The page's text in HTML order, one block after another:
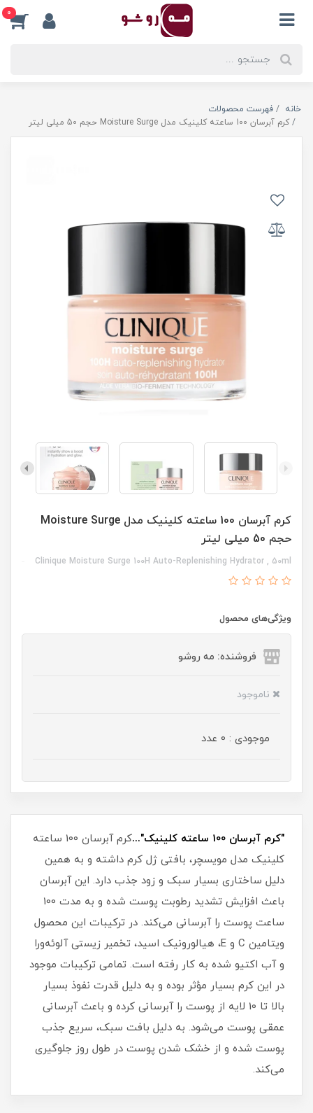
0
خانه
فهرست محصولات
کرم آبرسان 100 ساعته کلینیک مدل Moisture Surge حجم 50 میلی لیتر
کرم آبرسان 100 ساعته کلینیک مدل Moisture Surge
حجم 50 میلی لیتر
Clinique Moisture Surge 100H Auto-Replenishing Hydrator , 50ml
ویژگی‌های محصول
فروشنده: مه رو‌شو
ناموجود
موجودی : 0 عدد
"کرم آبرسان 100 ساعته کلینیک"...
کرم آبرسان 100 ساعته
کلینیک مدل مویسچر، بافتی ژل کرم داشته و به همین
دلیل ساختاری بسیار سبک و زود جذب دارد. این آبرسان
باعث افزایش تشدید رطوبت پوست شده و به مدت 100
ساعت پوست را آبرسانی می‌کند. در ترکیبات این محصول
ویتامین C و E، هیالورونیک اسید، تخمیر زیستی آلوئه‌ورا
و آب اکتیو شده به کار رفته است. تمامی ترکیبات موجود
در این کرم بسیار مؤثر بوده و به دلیل قدرت نفوذ بسیار
بالا تا 10 لایه از پوست را آبرسانی کرده و باعث آبرسانی
عمقی پوست می‌شود. به دلیل بافت سبک، سریع جذب
پوست شده و از خشک شدن پوست در طول روز جلوگیری
می‌کند.